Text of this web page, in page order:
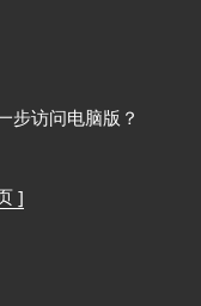
步访问电脑版？
]